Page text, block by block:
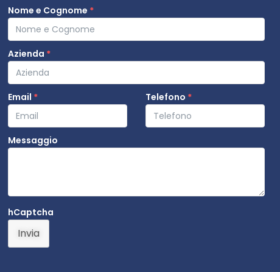
Nome e Cognome *
Azienda *
Email * Telefono *
Messaggio
hCaptcha
Invia